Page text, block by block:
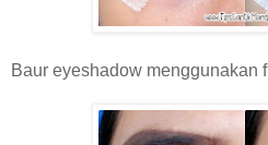
Baur eyeshadow menggunakan